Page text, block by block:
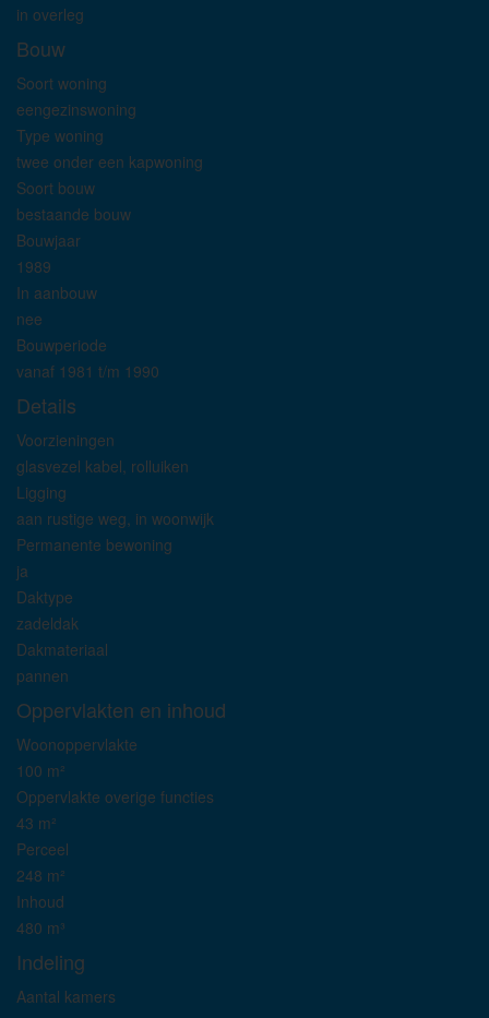
in overleg
Bouw
Soort woning
eengezinswoning
Type woning
twee onder een kapwoning
Soort bouw
bestaande bouw
Bouwjaar
1989
In aanbouw
nee
Bouwperiode
vanaf 1981 t/m 1990
Details
Voorzieningen
glasvezel kabel, rolluiken
Ligging
aan rustige weg, in woonwijk
Permanente bewoning
ja
Daktype
zadeldak
Dakmateriaal
pannen
Oppervlakten en inhoud
Woonoppervlakte
100 m²
Oppervlakte overige functies
43 m²
Perceel
248 m²
Inhoud
480 m³
Indeling
Aantal kamers